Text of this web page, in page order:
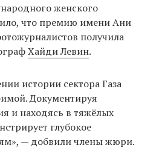
женского
что премию имени Ани
получила
Хайди Левин.
истории сектора Газа
Документируя
и находясь в тяжёлых
глубокое
— добвили члены жюри.